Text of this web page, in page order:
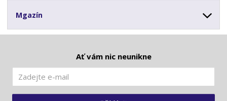
Mgazín
Ať vám nic neunikne